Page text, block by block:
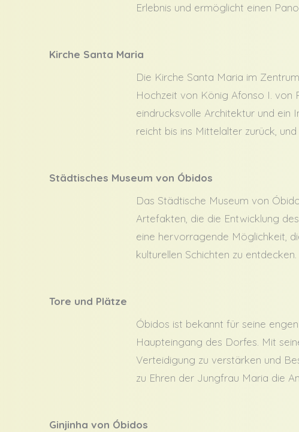
Erlebnis und ermöglicht einen
Kirche Santa Maria
Die Kirche Santa Maria im
Hochzeit von König Afonso I. von
eindrucksvolle Architektur und ein
reicht bis ins Mittelalter zurück,
Städtisches Museum von Óbidos
Das Städtische Museum von
Artefakten, die die Entwicklung
eine hervorragende Möglichkeit,
kulturellen Schichten zu entdecken.
Tore und Plätze
Óbidos ist bekannt für seine
Haupteingang des Dorfes. Mit
Verteidigung zu verstärken und
zu Ehren der Jungfrau Maria die
Ginjinha von Óbidos